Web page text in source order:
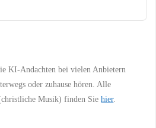
KI-Andachten bei vielen Anbietern
oder zuhause hören. Alle
Musik) finden Siehier.